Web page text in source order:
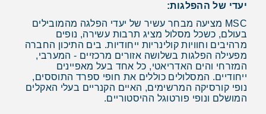
יעדי של ההפלגות:
MSC מציעה מבחר עשיר של יעדי הפלגה מהמובילים
בעולם, כשכל מסלול מציג תרבות עשירה, נופים
מרהיבים וחוויות קולינריות ייחודיות. בים התיכון החברה
מפעילה הפלגות בשלושה אזורים מרכזיים - המערבי,
המזרחי והים האדריאטי, כל אחד בעל מאפיינים
ייחודיים. המסלולים כוללים את חופי ספרד התוססים,
נופי קורסיקה המרשימים, האיים הקנריים בעלי האקלים
המושלם ונופי פורטוגל ההיסטוריים.